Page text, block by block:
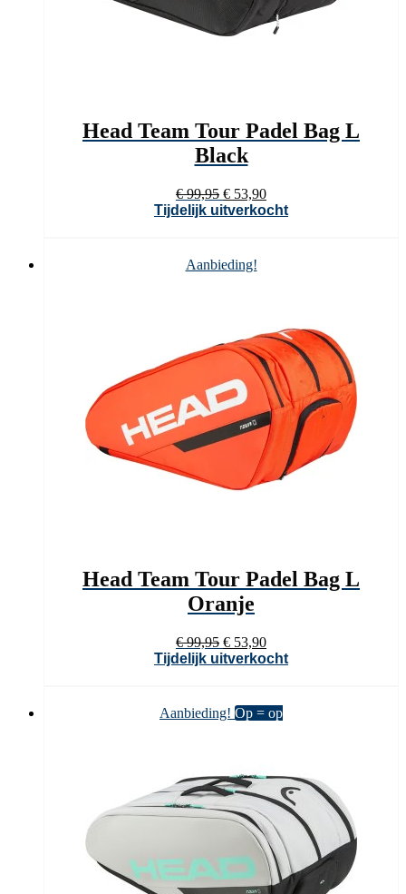
Head Team Tour Padel Bag L
Black
€99,95 Oorspronkelijke
prijs
€ 53,90Huidige
prijs
Tijdelijk uitverkocht
Aanbieding!
Head Team Tour Padel Bag L
Oranje
€99,95 Oorspronkelijke
prijs
€ 53,90Huidige
prijs
Tijdelijk uitverkocht
Aanbieding! Op = op